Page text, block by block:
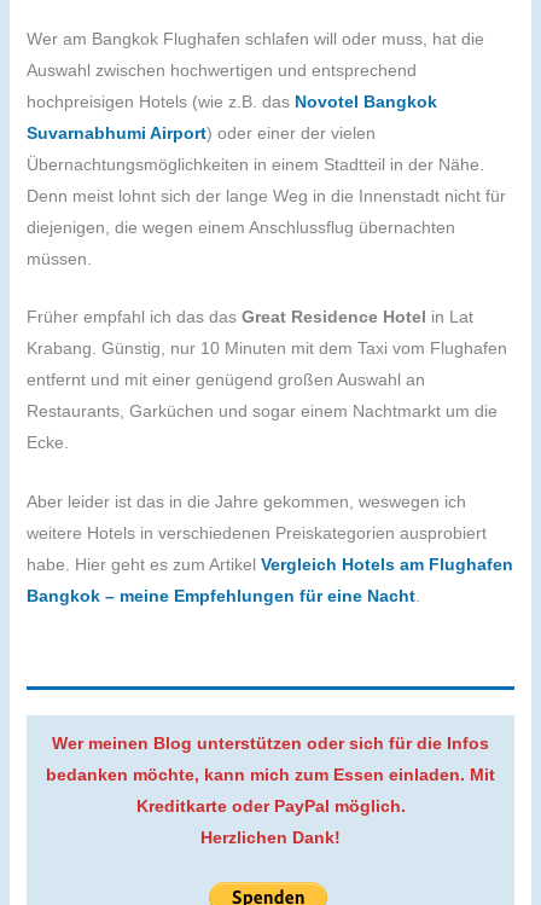
Wer am Bangkok Flughafen schlafen will oder muss, hat die
Auswahl zwischen hochwertigen und entsprechend
hochpreisigen Hotels (wie z.B. das Novotel Bangkok
Suvarnabhumi Airport) oder einer der vielen
Übernachtungsmöglichkeiten in einem Stadtteil in der Nähe.
Denn meist lohnt sich der lange Weg in die Innenstadt nicht für
diejenigen, die wegen einem Anschlussflug übernachten
müssen.
Früher empfahl ich das das Great Residence Hotel in Lat
Krabang. Günstig, nur 10 Minuten mit dem Taxi vom Flughafen
entfernt und mit einer genügend großen Auswahl an
Restaurants, Garküchen und sogar einem Nachtmarkt um die
Ecke.
Aber leider ist das in die Jahre gekommen, weswegen ich
weitere Hotels in verschiedenen Preiskategorien ausprobiert
habe. Hier geht es zum Artikel Vergleich Hotels am Flughafen
Bangkok – meine Empfehlungen für eine Nacht.
Wer meinen Blog unterstützen oder sich für die Infos
bedanken möchte, kann mich zum Essen einladen. Mit
Kreditkarte oder PayPal möglich.
Herzlichen Dank!